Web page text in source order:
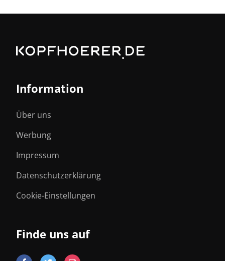
Information
Über uns
Werbung
Impressum
Datenschutzerklärung
Cookie-Einstellungen
Finde uns auf